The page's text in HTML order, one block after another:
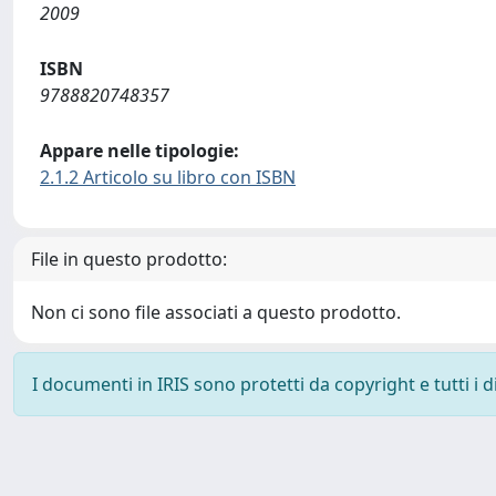
2009
ISBN
9788820748357
Appare nelle tipologie:
2.1.2 Articolo su libro con ISBN
File in questo prodotto:
Non ci sono file associati a questo prodotto.
I documenti in IRIS sono protetti da copyright e tutti i